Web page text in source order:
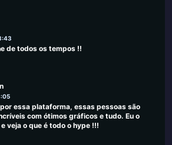
de todos os tempos !!
essa plataforma, essas pessoas são
com ótimos gráficos e tudo. Eu o
veja o que é todo o hype !!!